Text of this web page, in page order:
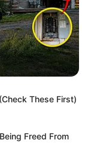
These First)
Freed From